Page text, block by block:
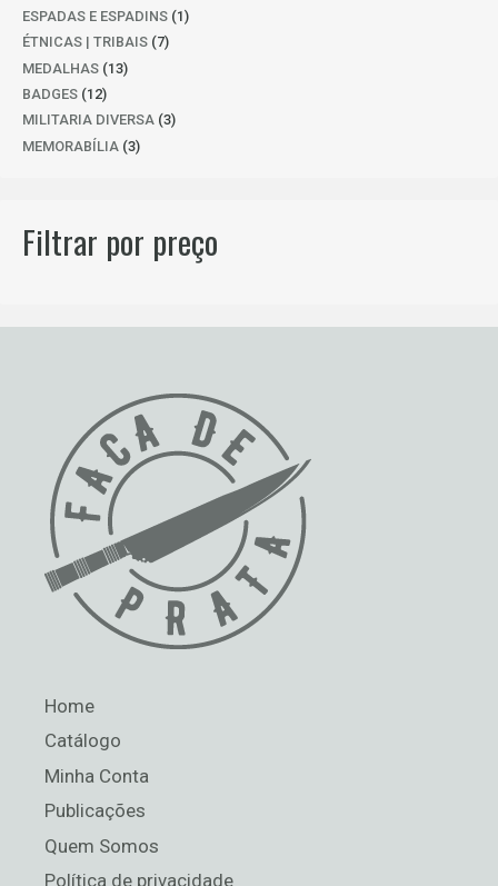
ESPADAS E ESPADINS 11
ÉTNICAS | TRIBAIS 77
MEDALHAS 1313
BADGES 1212
PRODUTOS
MILITARIA DIVERSA 33
MEMORABÍLIA 33
Filtrar por preço
Home
Catálogo
Minha Conta
Publicações
Quem Somos
Política de privacidade